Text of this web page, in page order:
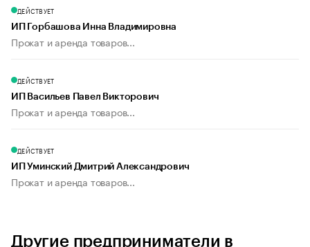
ДЕЙСТВУЕТ
ИП Горбашова Инна Владимировна
Прокат и аренда товаров...
ДЕЙСТВУЕТ
ИП Васильев Павел Викторович
Прокат и аренда товаров...
ДЕЙСТВУЕТ
ИП Уминский Дмитрий Александрович
Прокат и аренда товаров...
Другие предприниматели в